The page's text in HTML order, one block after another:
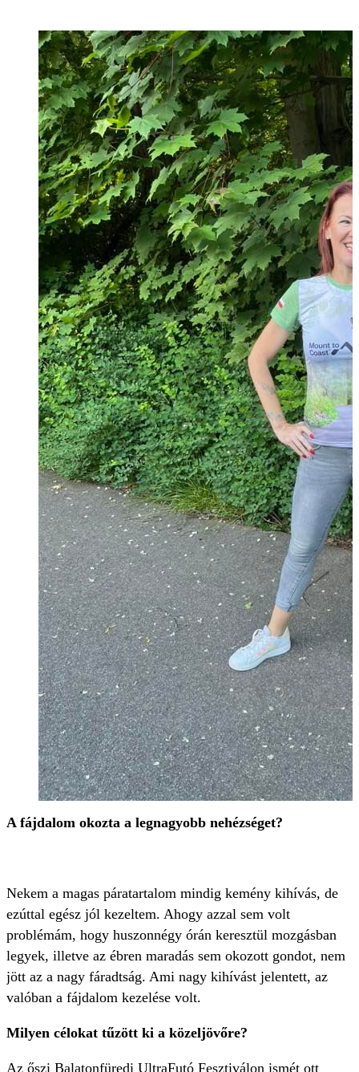
A fájdalom okozta a legnagyobb nehézséget?
Nekem a magas páratartalom mindig kemény kihívás, de
ezúttal egész jól kezeltem. Ahogy azzal sem volt
problémám, hogy huszonnégy órán keresztül mozgásban
legyek, illetve az ébren maradás sem okozott gondot, nem
jött az a nagy fáradtság. Ami nagy kihívást jelentett, az
valóban a fájdalom kezelése volt.
Milyen célokat tűzött ki a közeljövőre?
Az őszi Balatonfüredi UltraFutó Fesztiválon ismét ott